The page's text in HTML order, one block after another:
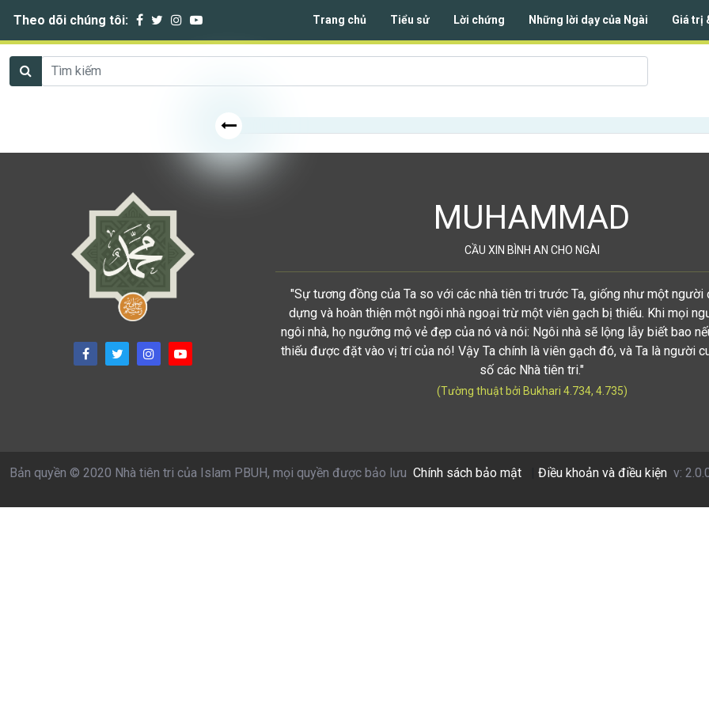
Theo dõi chúng tôi: Trang chủ Tiểu sử Lời chứng Những lời dạy của Ngài Giá trị
MUHAMMAD
CẦU XIN BÌNH AN CHO NGÀI
"Sự tương đồng của Ta so với các nhà tiên tri trước Ta, giống như một người
dựng và hoàn thiện một ngôi nhà ngoại trừ một viên gạch bị thiếu. Khi mọi
ngôi nhà, họ ngưỡng mộ vẻ đẹp của nó và nói: Ngôi nhà sẽ lộng lẫy biết bao
thiếu được đặt vào vị trí của nó! Vậy Ta chính là viên gạch đó, và Ta là người
số các Nhà tiên tri."
(Tường thuật bởi Bukhari 4.734, 4.735)
Bản quyền © 2020 Nhà tiên tri của Islam PBUH, mọi quyền được bảo lưu Chính sách bảo mật Điều khoản và điều kiện v: